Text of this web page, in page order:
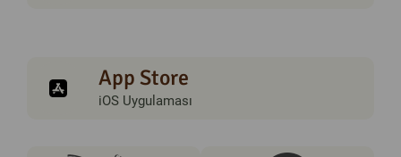
App Store
iOS Uygulaması